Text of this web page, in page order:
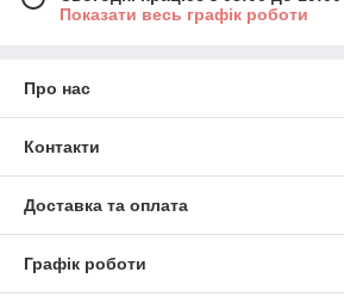
Показати весь графік роботи
Про нас
Контакти
Доставка та оплата
Графік роботи